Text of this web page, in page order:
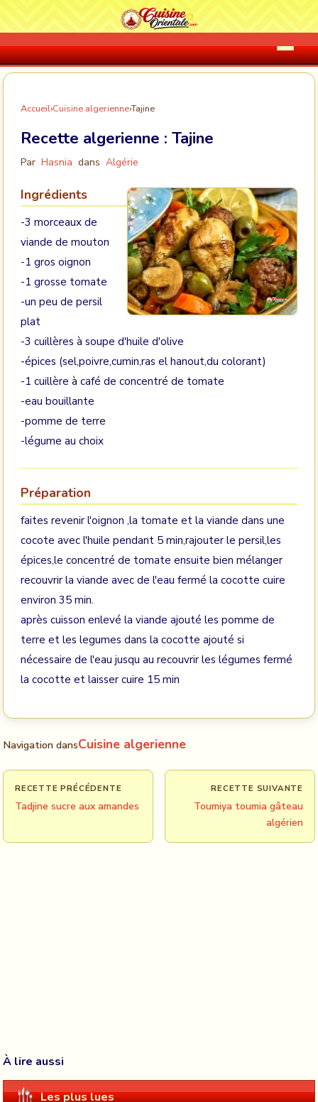
Accueil›Cuisine algerienne›Tajine
Recette algerienne : Tajine
Par Hasnia dans Algérie
Ingrédients
-3 morceaux de
viande de mouton
-1 gros oignon
-1 grosse tomate
-un peu de persil
plat
-3 cuillères à soupe d'huile d'olive
-épices (sel,poivre,cumin,ras el hanout,du colorant)
-1 cuillère à café de concentré de tomate
-eau bouillante
-pomme de terre
-légume au choix
Préparation
faites revenir l'oignon ,la tomate et la viande dans une
cocote avec l'huile pendant 5 min,rajouter le persil,les
épices,le concentré de tomate ensuite bien mélanger
recouvrir la viande avec de l'eau fermé la cocotte cuire
environ 35 min.
après cuisson enlevé la viande ajouté les pomme de
terre et les legumes dans la cocotte ajouté si
nécessaire de l'eau jusqu au recouvrir les légumes fermé
la cocotte et laisser cuire 15 min
Navigation dansCuisine algerienne
RECETTE PRÉCÉDENTE
Tadjine sucre aux amandes
RECETTE SUIVANTE
Toumiya toumia gâteau
algérien
À lire aussi
Les plus lues